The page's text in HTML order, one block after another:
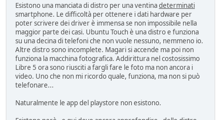
Esistono una manciata di distro per una ventinadeterminati
smartphone. Le difficoltà per ottenere i dati hardware per
poter scrivere dei driver è immensa se non impossibile nella
maggior parte dei casi. Ubuntu Touch è una distro e funziona
su una decina di telefoni che non vuole nessuno, nemmeno io.
Altre distro sono incomplete. Magari si accende ma poi non
funziona la macchina fotografica. Addirittura nel costosissimo
Libre 5 ora sono riusciti a fargli fare le foto ma non ancora i
video. Uno che non mi ricordo quale, funziona, ma non si può
telefonare...
Naturalmente le app del playstore non esistono.